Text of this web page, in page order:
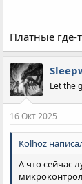
Платные где-
Let the
16 Окт 2025
Kolhoz
А что сейчас